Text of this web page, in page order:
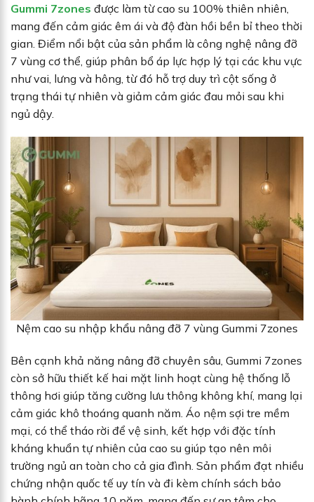
Gummi 7zones được làm từ cao su 100% thiên nhiên,
mang đến cảm giác êm ái và độ đàn hồi bền bỉ theo thời
gian. Điểm nổi bật của sản phẩm là công nghệ nâng đỡ
7 vùng cơ thể, giúp phân bổ áp lực hợp lý tại các khu vực
như vai, lưng và hông, từ đó hỗ trợ duy trì cột sống ở
trạng thái tự nhiên và giảm cảm giác đau mỏi sau khi
ngủ dậy.
Nệm cao su nhập khẩu nâng đỡ 7 vùng Gummi 7zones
Bên cạnh khả năng nâng đỡ chuyên sâu, Gummi 7zones
còn sở hữu thiết kế hai mặt linh hoạt cùng hệ thống lỗ
thông hơi giúp tăng cường lưu thông không khí, mang lại
cảm giác khô thoáng quanh năm. Áo nệm sợi tre mềm
mại, có thể tháo rời để vệ sinh, kết hợp với đặc tính
kháng khuẩn tự nhiên của cao su giúp tạo nên môi
trường ngủ an toàn cho cả gia đình. Sản phẩm đạt nhiều
chứng nhận quốc tế uy tín và đi kèm chính sách bảo